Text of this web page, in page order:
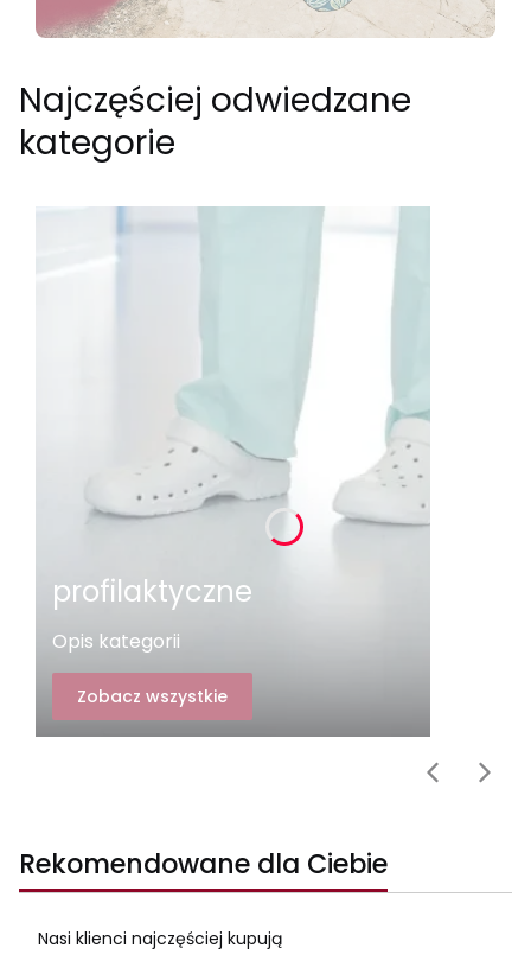
Najczęściej odwiedzane
kategorie
profilaktyczne
Opis kategorii
Zobacz wszystkie
Rekomendowane dla Ciebie
Nasi klienci najczęściej kupują